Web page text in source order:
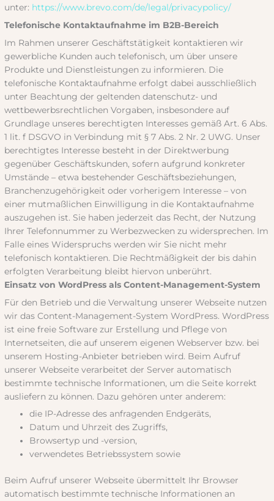
unter: https://www.brevo.com/de/legal/privacypolicy/
Telefonische Kontaktaufnahme im B2B-Bereich
Im Rahmen unserer Geschäftstätigkeit kontaktieren wir
gewerbliche Kunden auch telefonisch, um über unsere
Produkte und Dienstleistungen zu informieren. Die
telefonische Kontaktaufnahme erfolgt dabei ausschließlich
unter Beachtung der geltenden datenschutz- und
wettbewerbsrechtlichen Vorgaben, insbesondere auf
Grundlage unseres berechtigten Interesses gemäß Art. 6 Abs.
1 lit. f DSGVO in Verbindung mit § 7 Abs. 2 Nr. 2 UWG. Unser
berechtigtes Interesse besteht in der Direktwerbung
gegenüber Geschäftskunden, sofern aufgrund konkreter
Umstände – etwa bestehender Geschäftsbeziehungen,
Branchenzugehörigkeit oder vorherigem Interesse – von
einer mutmaßlichen Einwilligung in die Kontaktaufnahme
auszugehen ist. Sie haben jederzeit das Recht, der Nutzung
Ihrer Telefonnummer zu Werbezwecken zu widersprechen. Im
Falle eines Widerspruchs werden wir Sie nicht mehr
telefonisch kontaktieren. Die Rechtmäßigkeit der bis dahin
erfolgten Verarbeitung bleibt hiervon unberührt.
Einsatz von WordPress als Content-Management-System
Für den Betrieb und die Verwaltung unserer Webseite nutzen
wir das Content-Management-System WordPress. WordPress
ist eine freie Software zur Erstellung und Pflege von
Internetseiten, die auf unserem eigenen Webserver bzw. bei
unserem Hosting-Anbieter betrieben wird. Beim Aufruf
unserer Webseite verarbeitet der Server automatisch
bestimmte technische Informationen, um die Seite korrekt
ausliefern zu können. Dazu gehören unter anderem:
die IP-Adresse des anfragenden Endgeräts,
Datum und Uhrzeit des Zugriffs,
Browsertyp und -version,
verwendetes Betriebssystem sowie
Beim Aufruf unserer Webseite übermittelt Ihr Browser
automatisch bestimmte technische Informationen an